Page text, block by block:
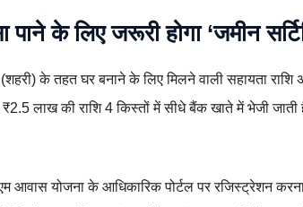
के लिए जरूरी होगा ‘जमीन
के तहत घर बनाने के लिए मिलने वाली सहायता राशि
लाख की राशि 4 किस्तों में सीधे बैंक खाते में भेजी जाती
योजना के आधिकारिक पोर्टल पर रजिस्ट्रेशन करना